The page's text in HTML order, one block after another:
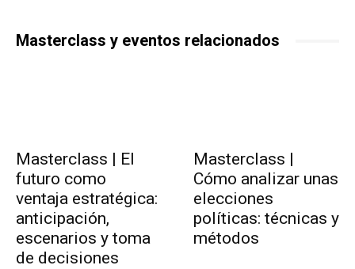
Masterclass y eventos relacionados
Masterclass | El
futuro como
ventaja estratégica:
anticipación,
escenarios y toma
de decisiones
Masterclass |
Cómo analizar unas
elecciones
políticas: técnicas y
métodos